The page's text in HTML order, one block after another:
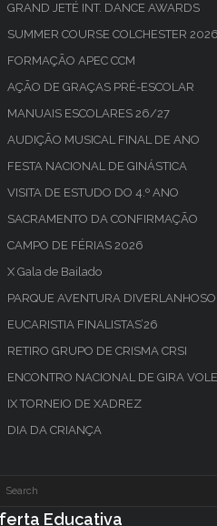
GRAND JETÉ INT. DANCE AWARDS
SUMMER COURSE COLCHESTER 2026
FORMAÇÃO APEC CCM
AÇÃO DE GRAÇAS PRÉ-ESCOLAR
MANUAIS ESCOLARES 26/27
AUDIÇÃO MUSICAL FINAL DE ANO
FESTA NACIONAL DE GINÁSTICA
VISITA DE ESTUDO DO 4.º ANO
SACRAMENTO DA CONFIRMAÇÃO
CAMPO DE FÉRIAS 2026
X Gala de Bailado
PARQUE AVENTURA DIVERLANHOSO
EUCARISTIA FINALISTAS’26
RETIRO GRUPO DE CRISMA CRSI
ENCONTRO NACIONAL DE GIRA
IX TORNEIO DE XADREZ
DIA DA CRIANÇA
Educativa